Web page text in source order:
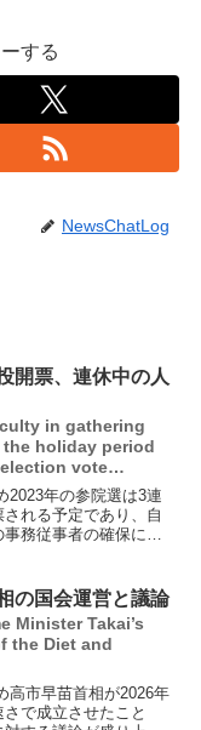
する
NewsChatLog
開票、連休中の人
in gathering
holiday period
vote
2023年の参院選は3連
れる予定であり、自
務従事者の確保に苦
を促進するための啓
ます...
の国会運営と議論
Minister Takai’s
the Diet and
高市早苗首相が2026年
で成立させたこと